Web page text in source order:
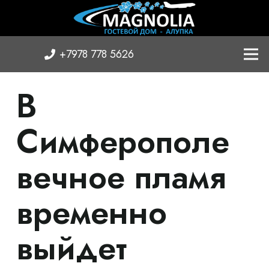
+7978 778 5626
В
Симферополе
вечное пламя
временно
выйдет